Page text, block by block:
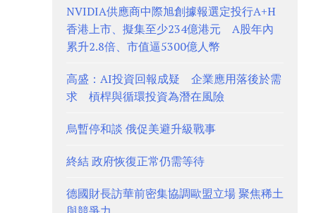
NVIDIA供應商中際旭創據報選定投行A+H
香港上市、擬集至少234億港元 A股年內
累升2.8倍、市值逼5300億人幣
高盛：AI投資回報成疑 企業應用落後於需
求 槓桿與循環投資為潛在風險
烏暫停和談 俄促美避升級戰事
終結 政府恢復正常仍需等待
德國財長訪華前密集協調歐盟立場 聚焦稀土